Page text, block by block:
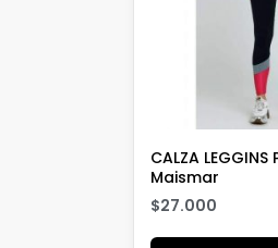
CALZA LEGGINS
Maismar
$27.000